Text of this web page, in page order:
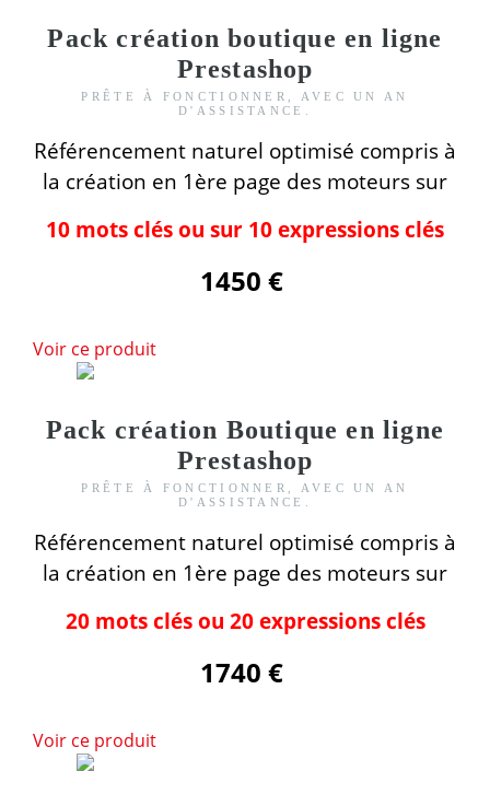
Pack création boutique en ligne
Prestashop
PRÊTE À FONCTIONNER, AVEC UN AN
D'ASSISTANCE.
Référencement naturel optimisé compris à
la création en 1ère page des moteurs sur
10 mots clés ou sur 10 expressions clés
1450 €
Voir ce produit
Pack création Boutique en ligne
Prestashop
PRÊTE À FONCTIONNER, AVEC UN AN
D'ASSISTANCE.
Référencement naturel optimisé compris à
la création en 1ère page des moteurs sur
20 mots clés ou 20 expressions clés
1740 €
Voir ce produit